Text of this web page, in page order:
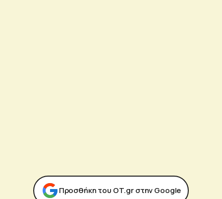
Προσθήκη του ΟΤ.gr στην Google